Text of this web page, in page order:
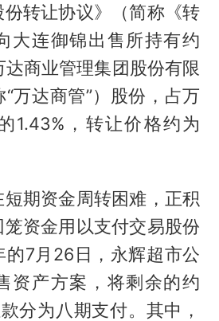
转让协议》（简称《转
大连御锦出售所持有约
商业管理集团股份有限
万达商管”）股份，占万
1.43%，转让价格约为
期资金周转困难，正积
资金用以支付交易股份
的7月26日，永辉超市公
资产方案，将剩余的约
分为八期支付。其中，